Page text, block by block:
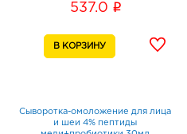
537.0 i
Сыворотка-омоложение для лица
и шеи 4% пептиды